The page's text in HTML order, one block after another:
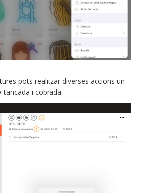
pots realitzar diverses accions un
tancada i cobrada: